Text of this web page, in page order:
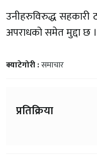
उनीहरुविरुद्ध सहकारी
अपराधको समेत मुद्दा छ ।
क्याटेगोरी :समाचार
प्रतिक्रिया